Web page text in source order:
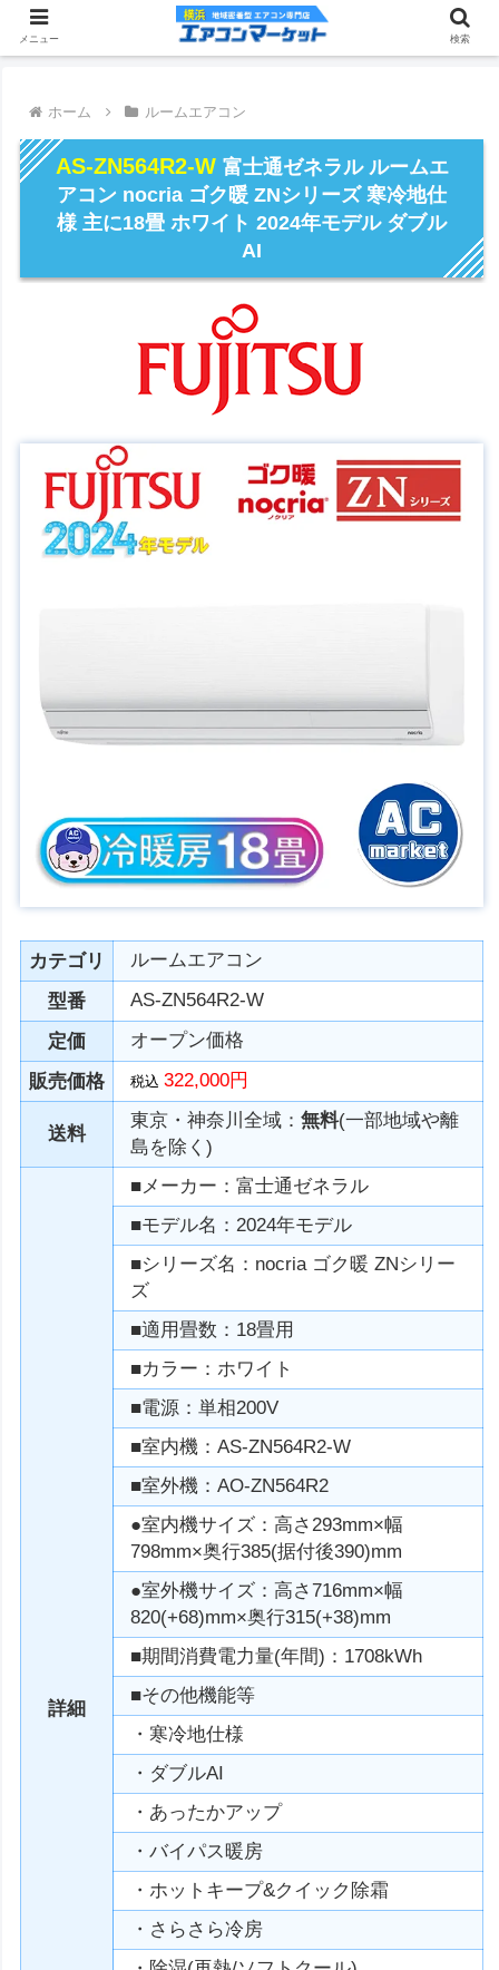
ホーム ルームエアコン
AS-ZN564R2-W 富士通ゼネラル ルームエ
アコン nocria ゴク暖 ZNシリーズ 寒冷地仕
様 主に18畳 ホワイト 2024年モデル ダブル
AI
カテゴリ
ルームエアコン
型番
AS-ZN564R2-W
定価
オープン価格
販売価格
税込322,000円
送料
東京・神奈川全域：無料(一部地域や離
島を除く)
詳細
■メーカー：富士通ゼネラル
■モデル名：2024年モデル
■シリーズ名：nocria ゴク暖 ZNシリー
ズ
■適用畳数：18畳用
■カラー：ホワイト
■電源：単相200V
■室内機：AS-ZN564R2-W
■室外機：AO-ZN564R2
●室内機サイズ：高さ293mm×幅
798mm×奥行385(据付後390)mm
●室外機サイズ：高さ716mm×幅
820(+68)mm×奥行315(+38)mm
■期間消費電力量(年間)：1708kWh
■その他機能等
・寒冷地仕様
・ダブルAI
・あったかアップ
・バイパス暖房
・ホットキープ&クイック除霜
・さらさら冷房
メニュー 検索